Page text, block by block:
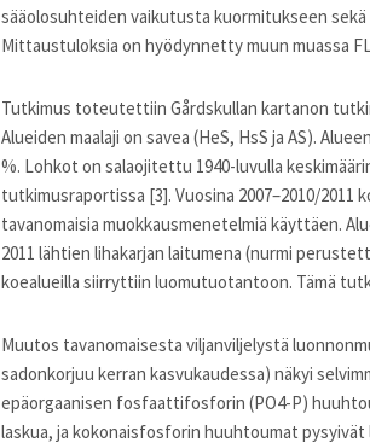
sääolosuhteiden vaikutusta kuormitukseen
Mittaustuloksia on hyödynnetty muun muassa
Tutkimus toteutettiin Gårdskullan kartanon
Alueiden maalaji on savea (HeS, HsS ja AS).
%. Lohkot on salaojitettu 1940-luvulla
tutkimusraportissa [3]. Vuosina 2007–2010/
tavanomaisia muokkausmenetelmiä käyttäen.
2011 lähtien lihakarjan laitumena (nurmi
koealueilla siirryttiin luomutuotantoon. Tämä
Muutos tavanomaisesta viljanviljelystä
sadonkorjuu kerran kasvukaudessa) näkyi
epäorgaanisen fosfaattifosforin (PO4-P)
laskua, ja kokonaisfosforin huuhtoumat